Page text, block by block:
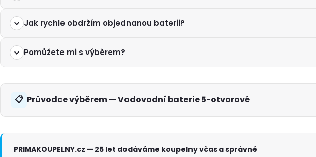
Jak rychle obdržím objednanou baterii?
Pomůžete mi s výběrem?
Průvodce výběrem — Vodovodní baterie 5-otvorové
PRIMAKOUPELNY.cz — 25 let dodáváme koupelny včas a správně